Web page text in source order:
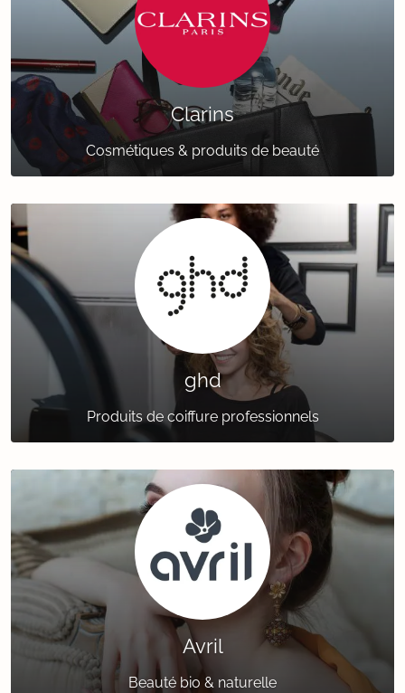
Clarins
Cosmétiques & produits de beauté
ghd
Produits de coiffure professionnels
Avril
Beauté bio & naturelle